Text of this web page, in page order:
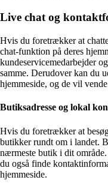
Live chat og
Hvis du foretrækker at
chat-funktion på deres
kundeservicemedarbejder
samme. Derudover kan du
hjemmeside, og de vil
Butiksadresse og lokal
Hvis du foretrækker at
butikker rundt om i landet.
nærmeste butik i dit
du også finde
hjemmeside.